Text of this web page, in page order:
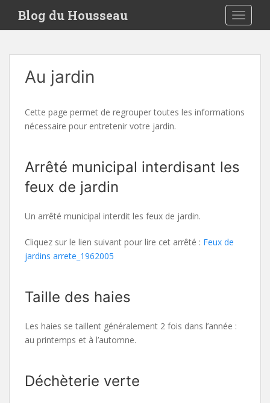
i
Blog du Housseau
Au jardin
Cette page permet de regrouper toutes les informations
nécessaire pour entretenir votre jardin.
Arrêté municipal interdisant les
feux de jardin
Un arrêté municipal interdit les feux de jardin.
Cliquez sur le lien suivant pour lire cet arrêté : Feux de
jardins arrete_1962005
Taille des haies
Les haies se taillent généralement 2 fois dans l’année :
au printemps et à l’automne.
Déchèterie verte